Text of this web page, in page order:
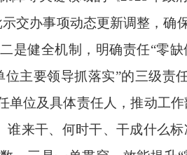
交办事项动态更新调整，确
是健全机制，明确责任“零缺
主要领导抓落实”的三级责
位及具体责任人，推动工作
谁来干、何时干、干成什么标